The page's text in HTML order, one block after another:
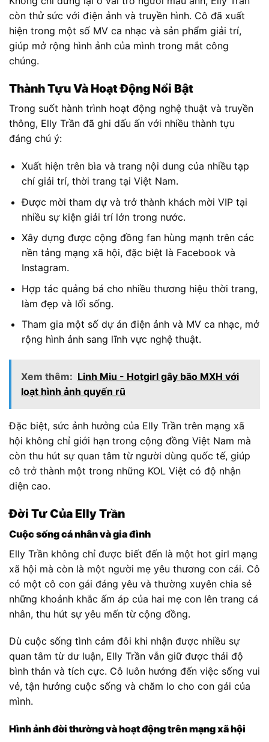
còn thử sức với điện ảnh và truyền hình. Cô đã xuất
hiện trong một số MV ca nhạc và sản phẩm giải trí,
giúp mở rộng hình ảnh của mình trong mắt công
chúng.
Thành Tựu Và Hoạt Động Nổi Bật
Trong suốt hành trình hoạt động nghệ thuật và truyền
thông, Elly Trần đã ghi dấu ấn với nhiều thành tựu
đáng chú ý:
Xuất hiện trên bìa và trang nội dung của nhiều tạp
chí giải trí, thời trang tại Việt Nam.
Được mời tham dự và trở thành khách mời VIP tại
nhiều sự kiện giải trí lớn trong nước.
Xây dựng được cộng đồng fan hùng mạnh trên các
nền tảng mạng xã hội, đặc biệt là Facebook và
Instagram.
Hợp tác quảng bá cho nhiều thương hiệu thời trang,
làm đẹp và lối sống.
Tham gia một số dự án điện ảnh và MV ca nhạc, mở
rộng hình ảnh sang lĩnh vực nghệ thuật.
Xem thêm: Linh Miu - Hotgirl gây bão MXH với
loạt hình ảnh quyến rũ
Đặc biệt, sức ảnh hưởng của Elly Trần trên mạng xã
hội không chỉ giới hạn trong cộng đồng Việt Nam mà
còn thu hút sự quan tâm từ người dùng quốc tế, giúp
cô trở thành một trong những KOL Việt có độ nhận
diện cao.
Đời Tư Của Elly Trần
Cuộc sống cá nhân và gia đình
Elly Trần không chỉ được biết đến là một hot girl mạng
xã hội mà còn là một người mẹ yêu thương con cái. Cô
có một cô con gái đáng yêu và thường xuyên chia sẻ
những khoảnh khắc ấm áp của hai mẹ con lên trang cá
nhân, thu hút sự yêu mến từ cộng đồng.
Dù cuộc sống tình cảm đôi khi nhận được nhiều sự
quan tâm từ dư luận, Elly Trần vẫn giữ được thái độ
bình thản và tích cực. Cô luôn hướng đến việc sống vui
vẻ, tận hưởng cuộc sống và chăm lo cho con gái của
mình.
Hình ảnh đời thường và hoạt động trên mạng xã hội